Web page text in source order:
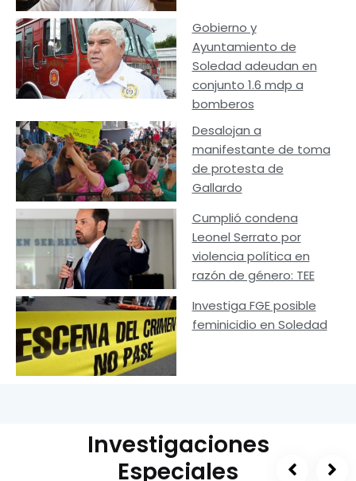
Gobierno y
Ayuntamiento de
Soledad adeudan en
conjunto 1.6 mdp a
bomberos
Desalojan a
manifestante de toma
de protesta de
Gallardo
Cumplió condena
Leonel Serrato por
violencia política en
razón de género: TEE
Investiga FGE posible
feminicidio en Soledad
Investigaciones
Especiales